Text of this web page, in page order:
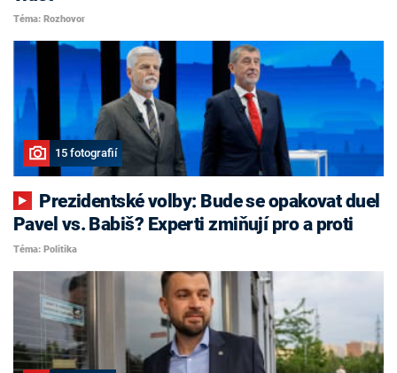
Téma: Rozhovor
15 fotografií
Pavel vs. Babiš? Experti zmiňují pro a proti
Téma: Politika